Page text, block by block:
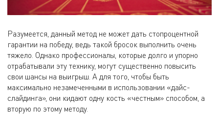
Разумеется, данный метод не может дать стопроцентной
гарантии на победу, ведь такой бросок выполнить очень
тяжело. Однако профессионалы, которые долго и упорно
отрабатывали эту технику, могут существенно повысить
свои шансы на выигрыш. А для того, чтобы быть
максимально незамеченными в использовании «дайс-
слайдинга», они кидают одну кость «честным» способом, а
вторую по этому методу.